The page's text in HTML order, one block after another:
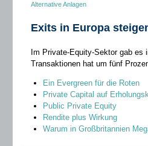
Alternative Anlagen
Exits in Europa
Im Private-Equity-Sektor gab es
Transaktionen hat um fünf
Ein Evergreen für die Roten
Private Capital auf
Public Private Equity
Rendite plus Wirkung
Warum in Großbritannien